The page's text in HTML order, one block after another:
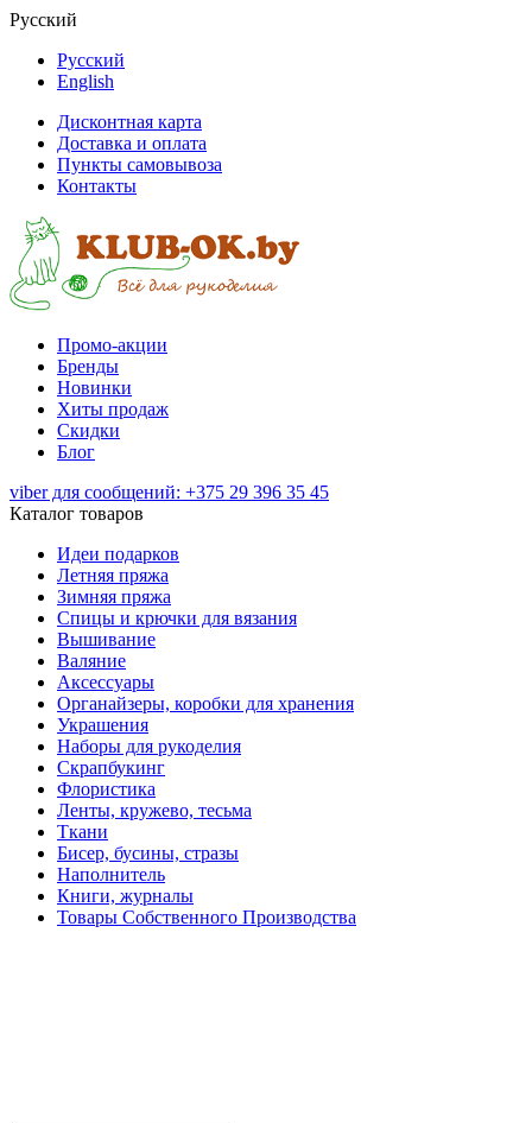
Русский
Русский
English
Дисконтная карта
Доставка и оплата
Пункты самовывоза
Контакты
Промо-акции
Бренды
Новинки
Хиты продаж
Скидки
Блог
viber для сообщений: +375 29 396 35 45
Каталог товаров
Идеи подарков
Летняя пряжа
Зимняя пряжа
Спицы и крючки для вязания
Вышивание
Валяние
Аксессуары
Органайзеры, коробки для хранения
Украшения
Наборы для рукоделия
Скрапбукинг
Флористика
Ленты, кружево, тесьма
Ткани
Бисер, бусины, стразы
Наполнитель
Книги, журналы
Товары Собственного Производства